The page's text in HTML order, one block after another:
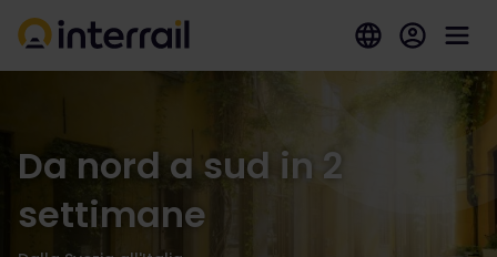
Da nord a sud in 2
settimane